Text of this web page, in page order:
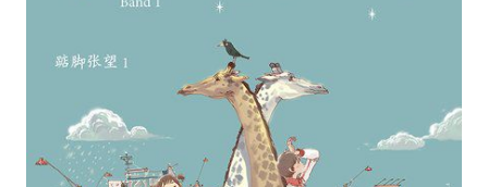
Mittelschuljahre in China
Verlag: Chinabooks E.
Wolf
01.04.2018